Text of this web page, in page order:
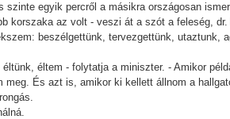
szinte egyik percről a másikra országosan
korszaka az volt - veszi át a szót a feleség,
beszélgettünk, tervezgettünk, utaztunk,
éltem - folytatja a miniszter. - Amikor
meg. És azt is, amikor ki kellett állnom a